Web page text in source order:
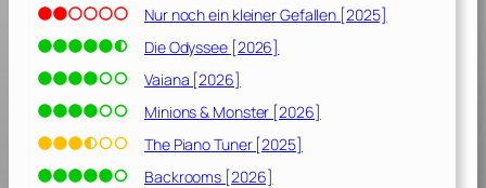
Nur noch ein kleiner Gefallen [2025]
Die Odyssee [2026]
Vaiana [2026]
Minions & Monster [2026]
The Piano Tuner [2025]
Backrooms [2026]